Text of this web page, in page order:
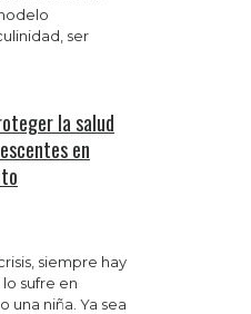
ser
la salud
en
siempre hay
sufre en
una niña. Ya sea